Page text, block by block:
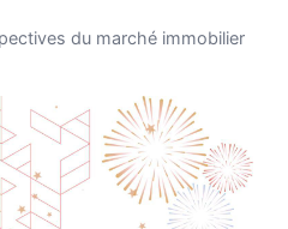
du marché immobilier